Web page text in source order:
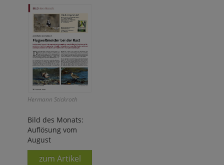
Hermann Stickroth
Bild des Monats:
Auflösung vom
August
zum Artikel